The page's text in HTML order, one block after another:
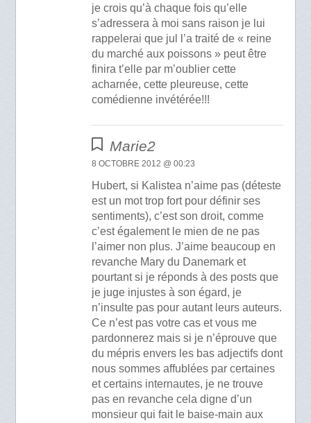
je crois qu’à chaque fois qu’elle
s’adressera à moi sans raison je lui
rappelerai que jul l’a traité de « reine
du marché aux poissons » peut être
finira t’elle par m’oublier cette
acharnée, cette pleureuse, cette
comédienne invétérée!!!
Marie2
8 OCTOBRE 2012 @ 00:23
Hubert, si Kalistea n’aime pas (déteste
est un mot trop fort pour définir ses
sentiments), c’est son droit, comme
c’est également le mien de ne pas
l’aimer non plus. J’aime beaucoup en
revanche Mary du Danemark et
pourtant si je réponds à des posts que
je juge injustes à son égard, je
n’insulte pas pour autant leurs auteurs.
Ce n’est pas votre cas et vous me
pardonnerez mais si je n’éprouve que
du mépris envers les bas adjectifs dont
nous sommes affublées par certaines
et certains internautes, je ne trouve
pas en revanche cela digne d’un
monsieur qui fait le baise-main aux